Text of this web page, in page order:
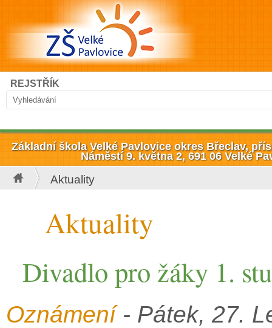
Přejít k hlavnímu obsahu
Vyhledávání
Hledat
REJSTŘÍK
Základní škola Velké Pavlovice okres Břeclav,
Náměstí 9. května 2, 691 06 Velké
Jste zde
Aktuality
Aktuality
Divadlo pro žáky 1.
Oznámení- Pátek, 27.